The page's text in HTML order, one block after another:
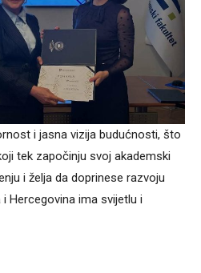
i jasna vizija budućnosti, što
tek započinju svoj akademski
i želja da doprinese razvoju
Hercegovina ima svijetlu i